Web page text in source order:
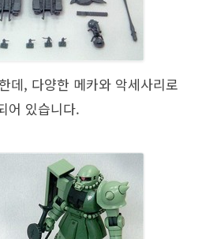
데, 다양한 메카와 악세사리로
어 있습니다.